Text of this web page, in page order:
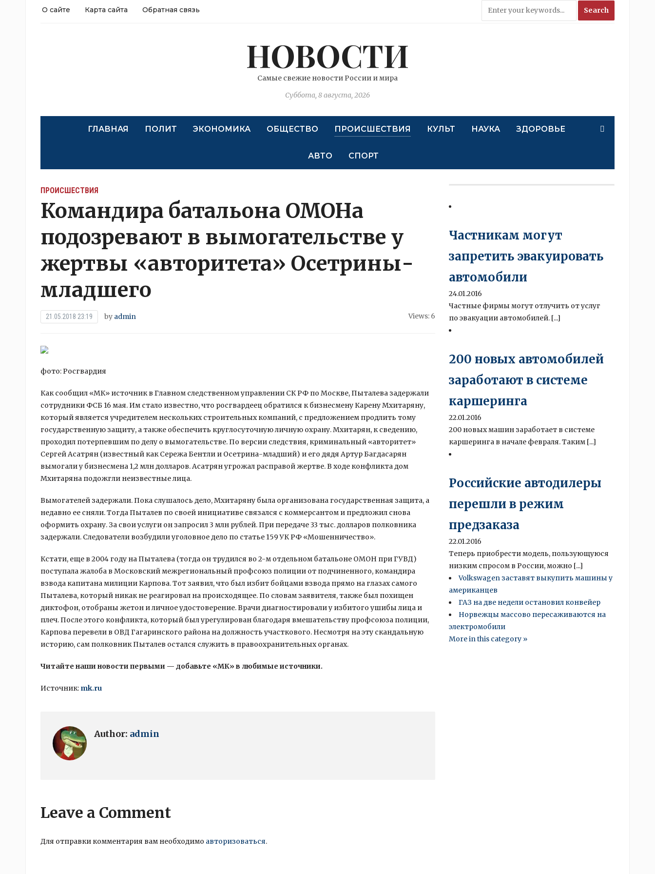
О сайте Карта сайта Обратная связь
НОВОСТИ
Самые свежие новости России и мира
Суббота, 8 августа, 2026
ГЛАВНАЯ ПОЛИТ ЭКОНОМИКА ОБЩЕСТВО ПРОИСШЕСТВИЯ КУЛЬТ НАУКА ЗДОРОВЬЕ
АВТО СПОРТ
ПРОИСШЕСТВИЯ
Командира батальона ОМОНа
подозревают в вымогательстве у
жертвы «авторитета» Осетрины-
младшего
21.05.2018 23:19 by admin Views: 6
фото: Росгвардия
Как сообщил «МК» источник в Главном следственном управлении СК РФ по Москве, Пыталева задержали
сотрудники ФСБ 16 мая. Им стало известно, что росгвардеец обратился к бизнесмену Карену Мхитаряну,
который является учредителем несколькихстроительных компаний, с предложением продлить тому
государственную защиту, а также обеспечить круглосуточную личную охрану. Мхитарян, к сведению,
проходил потерпевшим по делу о вымогательстве. По версии следствия, криминальный «авторитет»
Сергей Асатрян (известный как Сережа Бентли и Осетрина-младший) и его дядя Артур Багдасарян
вымогали у бизнесмена 1,2 млн долларов. Асатрян угрожал расправой жертве. В ходе конфликта дом
Мхитаряна подожгли неизвестные лица.
Вымогателей задержали. Пока слушалось дело, Мхитаряну была организована государственная защита, а
недавно ее сняли. Тогда Пыталев по своей инициативе связался с коммерсантом и предложил снова
оформить охрану. За свои услуги он запросил 3 млн рублей. При передаче 33 тыс. долларов полковника
задержали. Следователи возбудили уголовное дело по статье 159 УК РФ «Мошенничество».
Кстати, еще в 2004 году на Пыталева (тогда он трудился во 2-м отдельном батальоне ОМОН при ГУВД)
поступала жалоба в Московский межрегиональный профсоюз полиции от подчиненного, командира
взвода капитана милиции Карпова. Тот заявил, что был избит бойцами взвода прямо на глазах самого
Пыталева, который никак не реагировал на происходящее. По словам заявителя, также был похищен
диктофон, отобраны жетон и личное удостоверение. Врачи диагностировали у избитого ушибы лица и
плеч. После этого конфликта, который был урегулирован благодаря вмешательству профсоюза полиции,
Карпова перевели в ОВД Гагаринского района на должность участкового. Несмотря на эту скандальную
историю, сам полковник Пыталев остался служить в правоохранительных органах.
Читайте наши новости первыми — добавьте «МК» в любимые источники.
Источник: mk.ru
Author: admin
Leave a Comment
Для отправки комментария вам необходимо авторизоваться.
Частникам могут
запретить эвакуировать
автомобили
24.01.2016
Частные фирмы могут отлучить от услуг
по эвакуации автомобилей. [...]
200 новых автомобилей
заработают в системе
каршеринга
22.01.2016
200 новых машин заработает в системе
каршеринга в начале февраля. Таким [...]
Российские автодилеры
перешли в режим
предзаказа
22.01.2016
Теперь приобрести модель, пользующуюся
низким спросом в России, можно [...]
Volkswagen заставят выкупить машины у
американцев
ГАЗ на две недели остановил конвейер
Норвежцы массово пересаживаются на
электромобили
More in this category »